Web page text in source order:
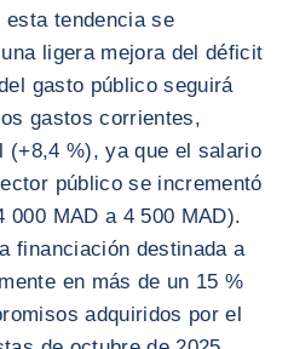
esta tendencia se
ligera mejora del déficit
gasto público seguirá
gastos corrientes,
(+8,4 %), ya que el salario
público se incrementó
000 MAD a 4 500 MAD).
financiación destinada a
en más de un 15 %
adquiridos por el